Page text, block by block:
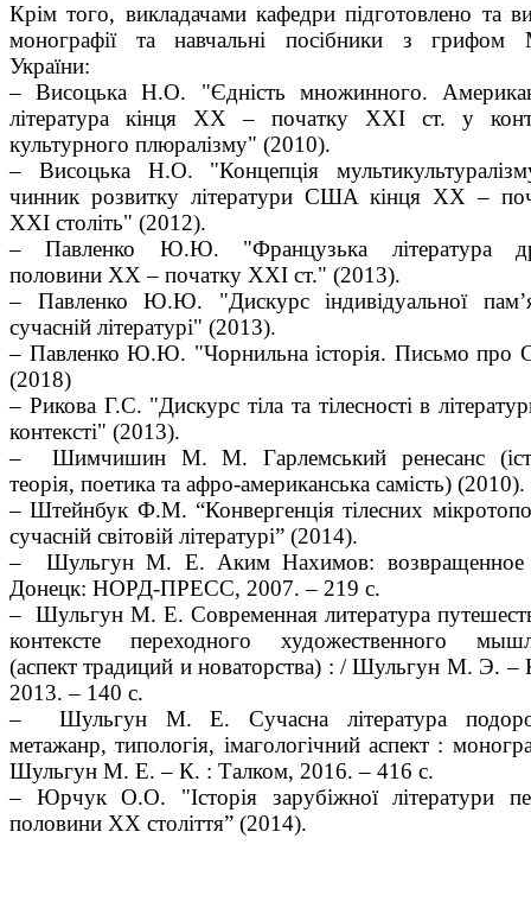
Крім того, викладачами кафедри підготовлено та
монографії та навчальні посібники з
України:
– Висоцька Н.О. "Єдність множинного.
література кінця ХХ – початку ХХІ ст. у
культурного плюралізму" (2010).
– Висоцька Н.О. "Концепція
чинник розвитку літератури США кінця ХХ –
ХХІ століть" (2012).
– Павленко Ю.Ю. "Французька література
половини ХХ – початку ХХІ ст." (2013).
– Павленко Ю.Ю. "Дискурс індивідуальної
сучасній літературі" (2013).
– Павленко Ю.Ю. "Чорнильна історія. Письмо про
(2018)
– Рикова Г.С. "Дискурс тіла та тілесності в
контексті" (2013).
– Шимчишин М. М. Гарлемський ренесанс
теорія, поетика та афро-американська самість) (2010).
– Штейнбук Ф.М. “Конвергенція тілесних
сучасній світовій літературі” (2014).
– Шульгун М. Е. Аким Нахимов: возвращенное
Донецк: НОРД-ПРЕСС, 2007. – 219 с.
– Шульгун М. Е. Современная литература
контексте переходного художественного
(аспект традиций и новаторства) : / Шульгун М. Э. –
2013. – 140 с.
– Шульгун М. Е. Сучасна література
метажанр, типологія, імагологічний аспект :
Шульгун М. Е. – К. : Талком, 2016. – 416 с.
– Юрчук О.О. "Історія зарубіжної літератури
половини ХХ століття” (2014).